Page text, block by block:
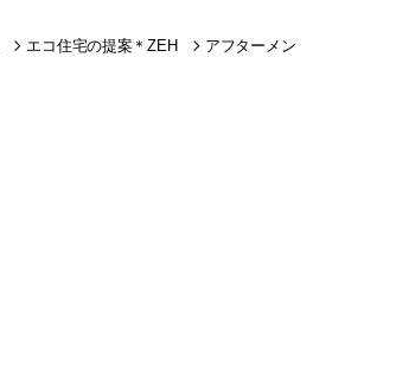
エコ住宅の提案＊ZEH
アフターメン